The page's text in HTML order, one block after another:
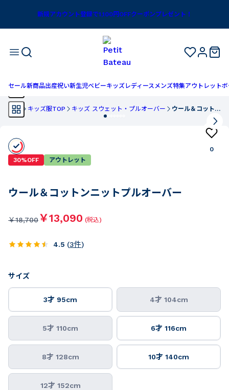
新規アカウント登録で1,100円OFFクーポンプレゼント！
セール新商品出産祝い新生児ベビーキッズ レディースメンズ特集アウトレットボ
TOP キッズ服TOP キッズ スウェット・プルオーバー ウール＆コットンニットプルオーバー
0
30%OFF
アウトレット
ウール＆コットンニットプルオーバー
￥18,700￥13,090 (税込)
4.5 (3件)
サイズ
3才 95cm 4才 104cm
5才 110cm 6才 116cm
8才 128cm 10才 140cm
12才 152cm